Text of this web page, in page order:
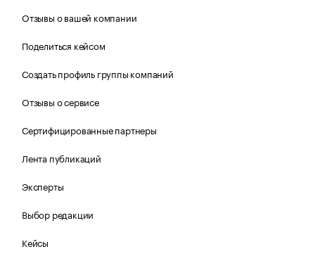
Отзывы о вашей компании
Поделиться кейсом
Создать профиль группы компаний
Отзывы о сервисе
Сертифицированные партнеры
Лента публикаций
Эксперты
Выбор редакции
Кейсы